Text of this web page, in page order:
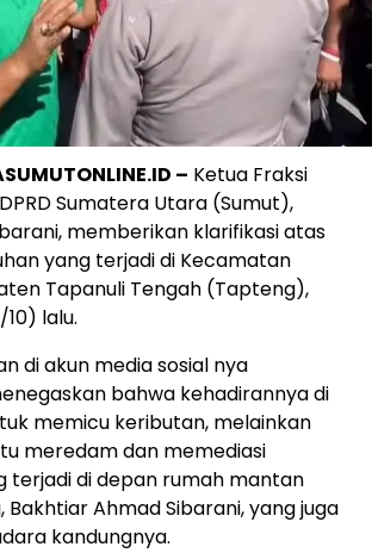
– Ketua Fraksi
Sumatera Utara (Sumut),
memberikan klarifikasi atas
yang terjadi di Kecamatan
Tapanuli Tengah (Tapteng),
lalu.
di akun media sosial nya
bahwa kehadirannya di
memicu keributan, melainkan
meredam dan memediasi
terjadi di depan rumah mantan
Bakhtiar Ahmad Sibarani, yang juga
kandungnya.